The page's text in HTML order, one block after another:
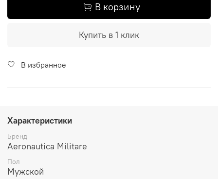
В корзину
Купить в 1 клик
В избранное
Характеристики
Бренд
Aeronautica Militare
Пол
Мужской